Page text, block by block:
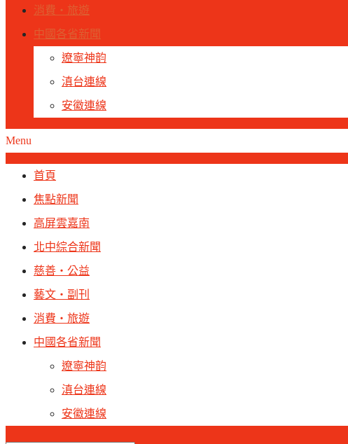
消費‧旅遊
中國各省新聞
遼寧神韵
滇台連線
安徽連線
Menu
首頁
焦點新聞
高屏雲嘉南
北中綜合新聞
慈善‧公益
藝文‧副刊
消費‧旅遊
中國各省新聞
遼寧神韵
滇台連線
安徽連線